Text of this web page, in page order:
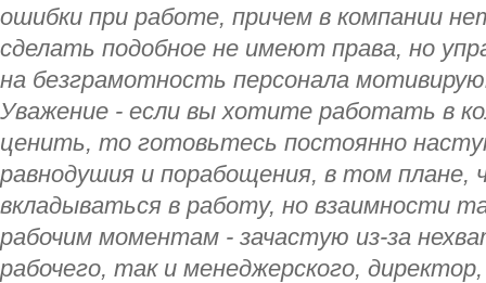
ошибки при работе, причем в компании
сделать подобное не имеют права, но
на безграмотность персонала
Уважение - если вы хотите работать в
ценить, то готовьтесь постоянно
равнодушия и порабощения, в том плане,
вкладываться в работу, но взаимности
рабочим моментам - зачастую из-за
рабочего, так и менеджерского,